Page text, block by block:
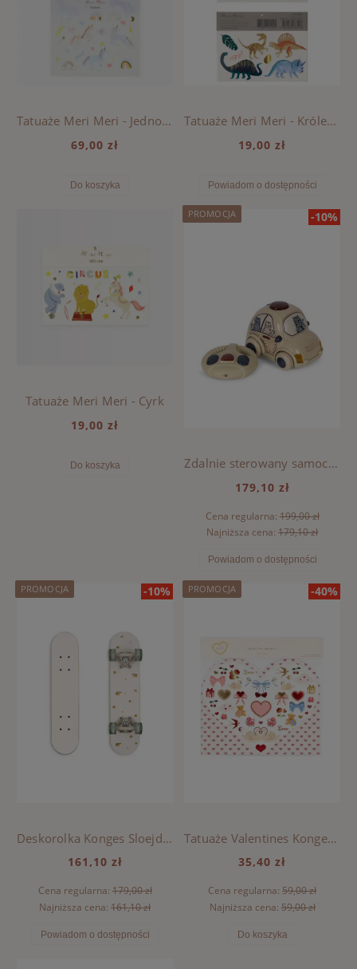
Tatuaże Meri Meri - Jednorożce
69,00 zł
Do koszyka
Tatuaże Meri Meri - Królestwo Dinozaurów
19,00 zł
Powiadom o dostępności
Tatuaże Meri Meri - Cyrk
19,00 zł
Do koszyka
-10%
Zdalnie sterowany samochód policyjny Konges Sloejd - BEIGE
179,10 zł
Cena regularna:199,00 zł
Najniższa cena: 179,10 zł
Powiadom o dostępności
PROMOCJA
-10%
Deskorolka Konges Sloejd - LEMON
161,10 zł
Cena regularna:179,00 zł
Najniższa cena: 161,10 zł
Powiadom o dostępności
PROMOCJA -40%
Tatuaże Valentines Konges Sloejd - RED
35,40 zł
Cena regularna: 59,00 zł
Najniższa cena:59,00 zł
Do koszyka
PROMOCJA